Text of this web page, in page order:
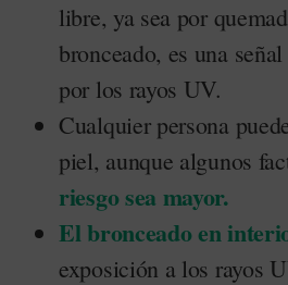
libre, ya sea por
bronceado, es una
por los rayos UV.
Cualquier persona
piel, aunque algunos
riesgo sea mayor.
El bronceado en
exposición a los rayos